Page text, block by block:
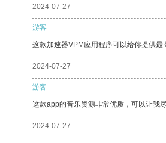
2024-07-27
游客
这款加速器VPM应用程序可以给你提供最
2024-07-27
游客
这款app的音乐资源非常优质，可以让我
2024-07-27